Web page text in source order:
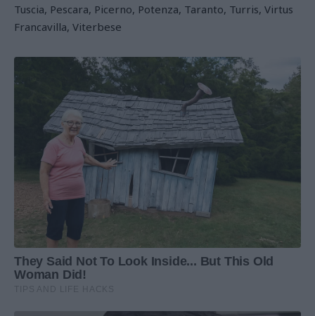
Tuscia, Pescara, Picerno, Potenza, Taranto, Turris, Virtus
Francavilla, Viterbese